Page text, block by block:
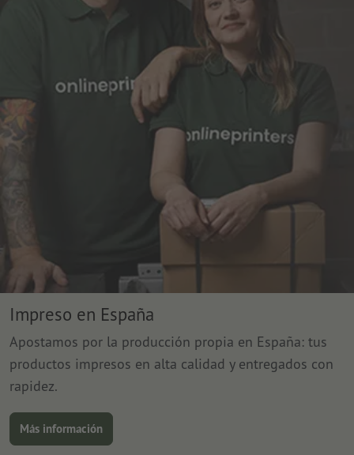
Impreso en España
Apostamos por la producción propia en España: tus
productos impresos en alta calidad y entregados con
rapidez.
Más información